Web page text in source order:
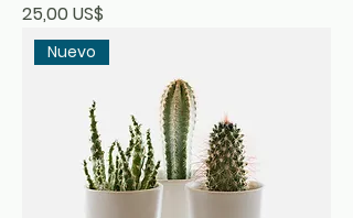
Precio
25,00 US$
Nuevo